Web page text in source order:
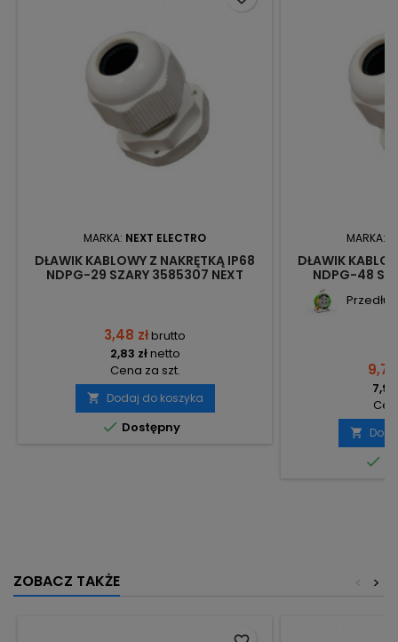
MARKA: NEXT ELECTRO
DŁAWIK KABLOWY Z NAKRĘTKĄ IP68
NDPG-29 SZARY 3585307 NEXT
3,48 złbrutto
2,83 złnetto
Cena za szt.
 Dodaj do koszyka
 Dostępny
MARKA:
DŁAWIK
NDPG-48
9,78


ZOBACZ TAKŻE >
<